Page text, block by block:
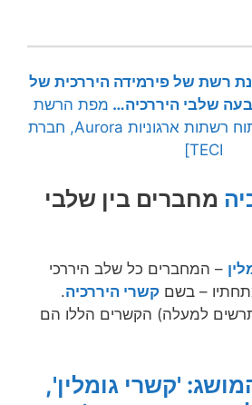
רשת של פירמידה היררכית של
שלבי היררכיה… מפת הרשת
עובדה במערכת לניתוח רשתות ארגוניות Aurora, חברת
TECI]
מחברים בין שלבי
– המחברים כל שלב היררכי
– בשם קשרי היררכיה.
למעלה) הקשרים הללו הם
'קשרי גומלין',